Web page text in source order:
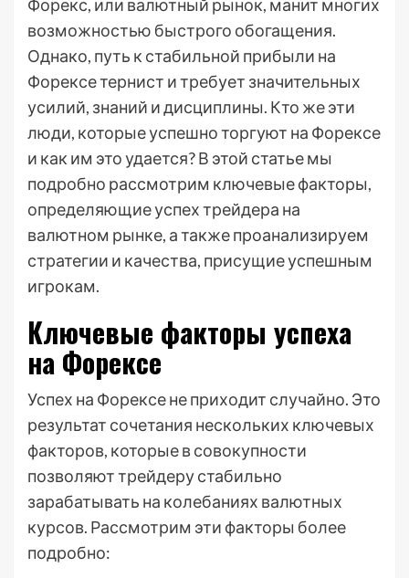
Форекс, или валютный рынок, манит многих
возможностью быстрого обогащения.
Однако, путь к стабильной прибыли на
Форексе тернист и требует значительных
усилий, знаний и дисциплины. Кто же эти
люди, которые успешно торгуют на Форексе
и как им это удается? В этой статье мы
подробно рассмотрим ключевые факторы,
определяющие успех трейдера на
валютном рынке, а также проанализируем
стратегии и качества, присущие успешным
игрокам.
Ключевые факторы успеха
на Форексе
Успех на Форексе не приходит случайно. Это
результат сочетания нескольких ключевых
факторов, которые в совокупности
позволяют трейдеру стабильно
зарабатывать на колебаниях валютных
курсов. Рассмотрим эти факторы более
подробно: